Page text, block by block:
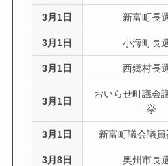
3月1日 新富町長
3月1日 小海町長
3月1日 西郷村長
3月1日
おいらせ町議会
挙
3月1日 新富町議会議
3月8日 奥州市長